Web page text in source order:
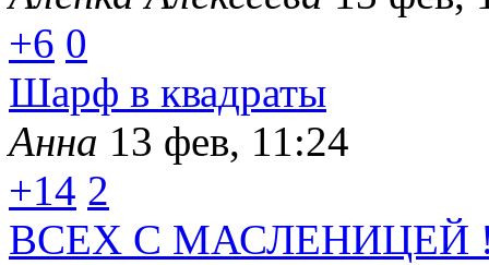
+6 0
Шарф в квадраты
Анна 13 фев, 11:24
+14 2
ВСЕХ С МАСЛЕНИЦЕЙ